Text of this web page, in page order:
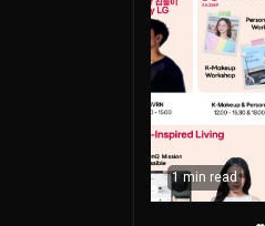
1 min read